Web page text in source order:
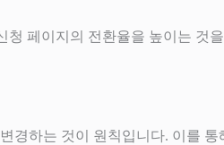
청 페이지의 전환율을 높이는
경하는 것이 원칙입니다. 이를